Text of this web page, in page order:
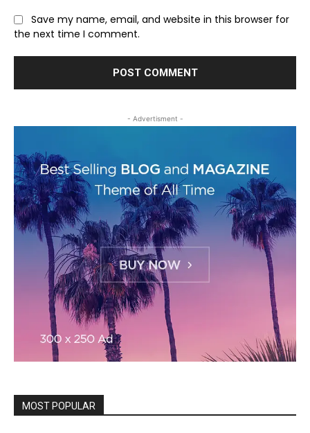
Save my name, email, and website in this browser for
the next time I comment.
- Advertisment -
MOST POPULAR